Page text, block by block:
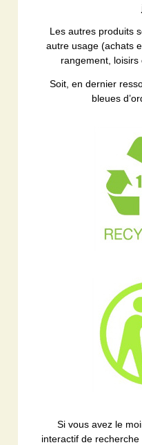
Les autres produits
autre usage (achats
rangement, loisirs
Soit, en dernier
bleues
Si vous avez le
interactif de recherche